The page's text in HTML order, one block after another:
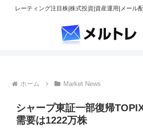
レーティング注目株|株式投資|資産運用|メール
ホーム Market News
シャープ東証一部復帰
需要は1222万株